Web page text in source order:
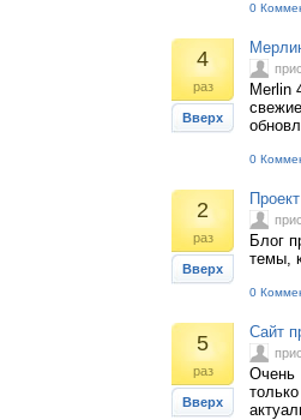
0
4
раз
Вверх
Merlin
0
2
раз
Вверх
Блог
темы,
0
5
раз
Вверх
Сайт
Очень